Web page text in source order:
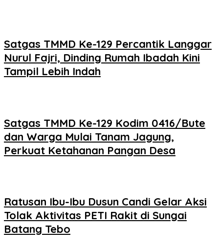
Satgas TMMD Ke-129 Percantik Langgar
Nurul Fajri, Dinding Rumah Ibadah Kini
Tampil Lebih Indah
Satgas TMMD Ke-129 Kodim 0416/Bute
dan Warga Mulai Tanam Jagung,
Perkuat Ketahanan Pangan Desa
Ratusan Ibu-Ibu Dusun Candi Gelar Aksi
Tolak Aktivitas PETI Rakit di Sungai
Batang Tebo